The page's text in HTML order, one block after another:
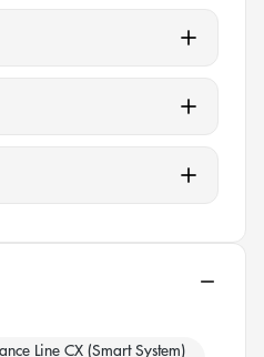
Line CX (Smart System)